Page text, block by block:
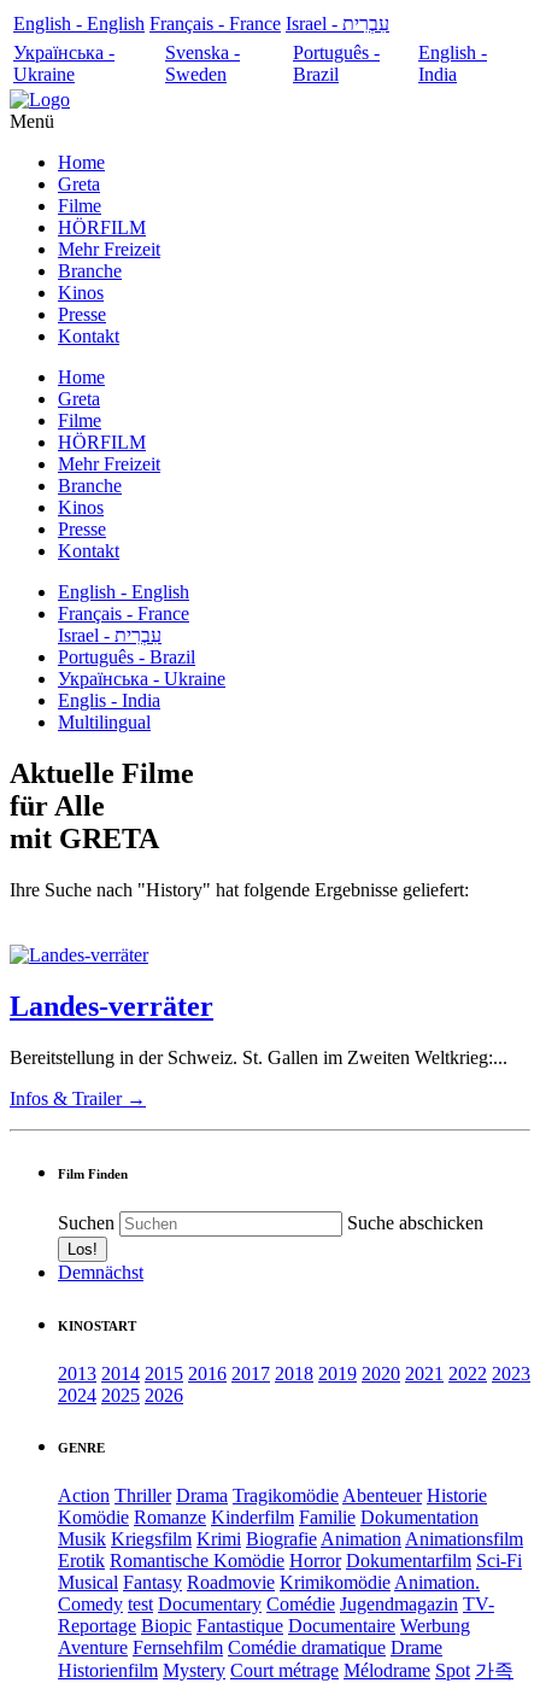
English - English Français - France
עִבְרִית - Israel
Українська -
Ukraine
Svenska -
Sweden
Português -
Brazil
English -
India
Menü
Home
Greta
Filme
HÖRFILM
Mehr Freizeit
Branche
Kinos
Presse
Kontakt
Home
Greta
Filme
HÖRFILM
Mehr Freizeit
Branche
Kinos
Presse
Kontakt
English - English
Français - France
עִבְרִית - Israel
Português - Brazil
Українська - Ukraine
Englis - India
Multilingual
Aktuelle Filme
für Alle
mit GRETA
Ihre Suche nach "History" hat folgende Ergebnisse geliefert:
Landes-verräter
Bereitstellung in der Schweiz. St. Gallen im Zweiten Weltkrieg:...
Infos & Trailer →
Film Finden
Suchen Suche abschicken
Demnächst
KINOSTART
2013 2014 2015 2016 2017 2018 2019 2020 2021 2022 2023
2024 2025 2026
GENRE
Action Thriller Drama TragikomödieAbenteuer Historie
Komödie Romanze Kinderfilm Familie Dokumentation
Musik Kriegsfilm Krimi BiografieAnimationAnimationsfilm
Erotik Romantische Komödie Horror Dokumentarfilm Sci-Fi
Musical Fantasy Roadmovie KrimikomödieAnimation.
Comedy test Documentary Comédie Jugendmagazin TV-
Reportage Biopic Fantastique Documentaire Werbung
Aventure Fernsehfilm Comédie dramatique Drame
Historienfilm Mystery Court métrage Mélodrame Spot 가족